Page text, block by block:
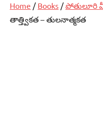
Home / Books /పోతులూరి
తాత్త్వికత – తులనాత్మకత